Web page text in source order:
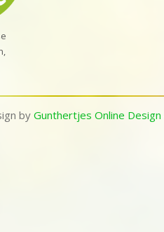
byGunthertjes Online Design